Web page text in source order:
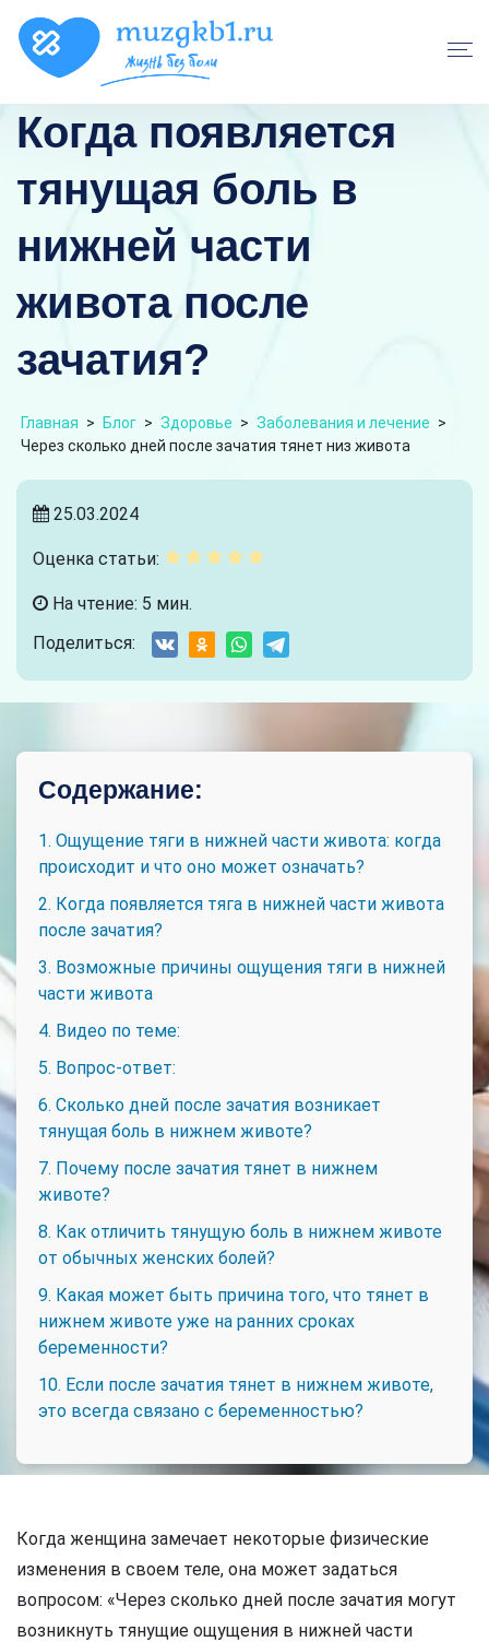
Когда появляется
тянущая боль в
нижней части
живота после
зачатия?
Главная > Блог > Здоровье > Заболевания и лечение >
Через сколько дней после зачатия тянет низ живота
25.03.2024
Оценка статьи:
На чтение: 5 мин.
Поделиться:
Содержание:
1. Ощущение тяги в нижней части живота: когда
происходит и что оно может означать?
2. Когда появляется тяга в нижней части живота
после зачатия?
3. Возможные причины ощущения тяги в нижней
части живота
4. Видео по теме:
5. Вопрос-ответ:
6. Сколько дней после зачатия возникает
тянущая боль в нижнем животе?
7. Почему после зачатия тянет в нижнем
животе?
8. Как отличить тянущую боль в нижнем животе
от обычных женских болей?
9. Какая может быть причина того, что тянет в
нижнем животе уже на ранних сроках
беременности?
10. Если после зачатия тянет в нижнем животе,
это всегда связано с беременностью?
Когда женщина замечает некоторые физические
изменения в своем теле, она может задаться
вопросом: «Через сколько дней после зачатия могут
возникнуть тянущие ощущения в нижней части